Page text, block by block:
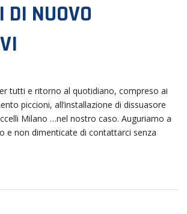
DI NUOVO
tutti e ritorno al quotidiano, compreso ai
piccioni, all’installazione di dissuasore
Milano …nel nostro caso. Auguriamo a
e non dimenticate di contattarci senza